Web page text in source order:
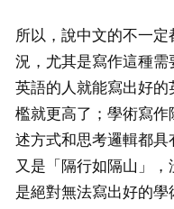
所以，說中文的不一
況，尤其是寫作這種
英語的人就能寫出好
檻就更高了；學術寫
述方式和思考邏輯都
又是「隔行如隔山」，
是絕對無法寫出好的